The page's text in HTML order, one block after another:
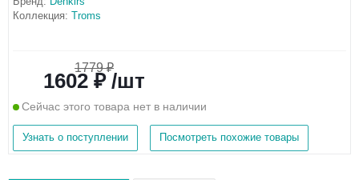
Коллекция: Troms
1779 ₽
1602 ₽ /шт
Сейчас этого товара нет в наличии
Узнать о поступлении Посмотреть похожие товары